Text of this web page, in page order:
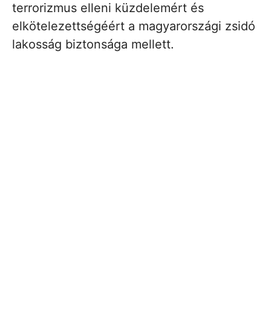
terrorizmus elleni küzdelemért és
elkötelezettségéért a magyarországi zsidó
lakosság biztonsága mellett.